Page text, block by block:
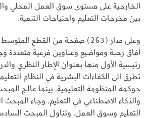
الخارجية على مستوى سوق العمل المحلي
بين مخرجات التعليم واحتياجات التنمية.
وعلى مدار (263) صفحة من القطع
آفاق رحبة ومواضيع وعناوين فرعية
رئيسية الأول منها بعنوان الإطار النظري
تطرق الى الكفاءات البشرية في النظام
حوكمة المنظومة التعليمية، بينما عالج
والذكاء الاصطناعي في التعليم، وجاء
التعليم وسوق العمل، وتناول المبحث